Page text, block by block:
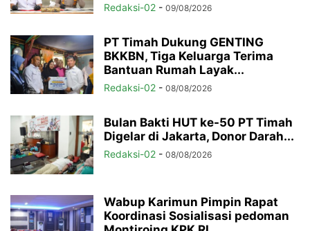
Redaksi-02 - 09/08/2026
PT Timah Dukung GENTING
BKKBN, Tiga Keluarga Terima
Bantuan Rumah Layak...
Redaksi-02 - 08/08/2026
Bulan Bakti HUT ke-50 PT Timah
Digelar di Jakarta, Donor Darah...
Redaksi-02 - 08/08/2026
Wabup Karimun Pimpin Rapat
Koordinasi Sosialisasi pedoman